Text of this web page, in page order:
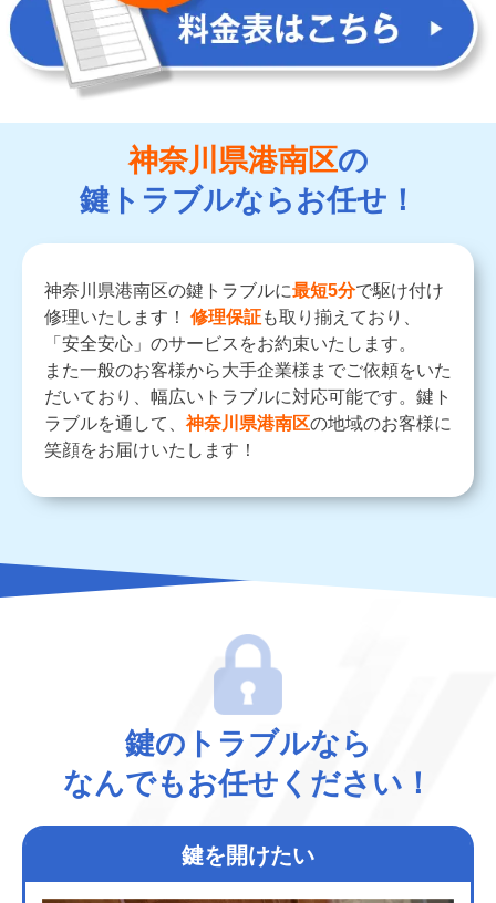
神奈川県港南区の
鍵トラブルならお任せ！
神奈川県港南区の鍵トラブルに最短5分で駆け付け
修理いたします！ 修理保証も取り揃えており、
「安全安心」のサービスをお約束いたします。
また一般のお客様から大手企業様までご依頼をいた
だいており、幅広いトラブルに対応可能です。鍵ト
ラブルを通して、神奈川県港南区の地域のお客様に
笑顔をお届けいたします！
鍵のトラブルなら
なんでもお任せください！
鍵を開けたい